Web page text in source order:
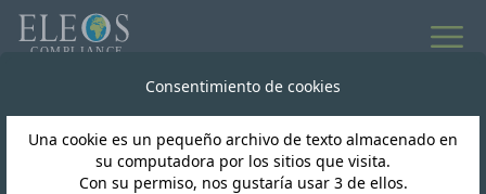
Paraguay
Consentimiento de cookies
Una cookie es un pequeño archivo de texto almacenado en
su computadora por los sitios que visita.
Con su permiso, nos gustaría usar 3 de ellos.